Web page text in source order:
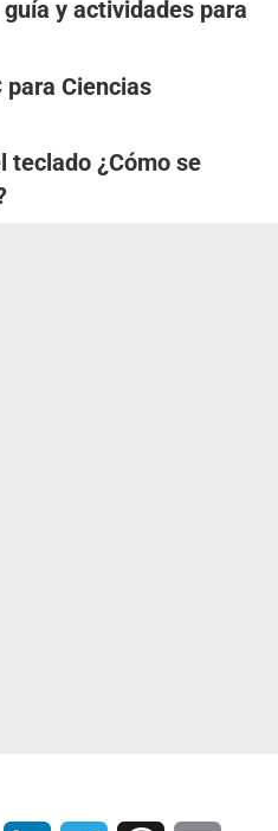
y actividades para
para Ciencias
teclado ¿Cómo se